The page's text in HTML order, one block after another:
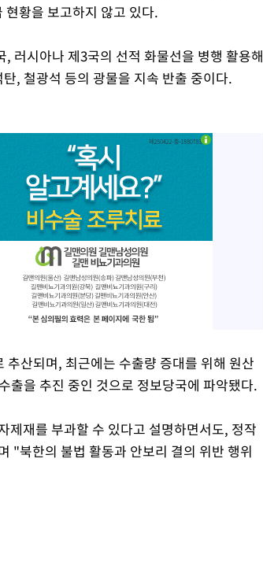
황을 보고하지 않고 있다.
러시아나 제3국의 선적 화물선을 병행 활용해
, 철광석 등의 광물을 지속 반출 중이다.
산되며, 최근에는 수출량 증대를 위해 원산
출을 추진 중인 것으로 정보당국에 파악됐다.
제재를 부과할 수 있다고 설명하면서도, 정작
"북한의 불법 활동과 안보리 결의 위반 행위